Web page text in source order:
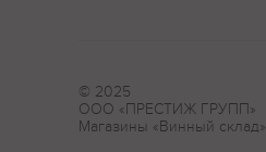
© 2025
ООО «ПРЕСТИЖ ГРУПП»
Магазины «Винный склад»